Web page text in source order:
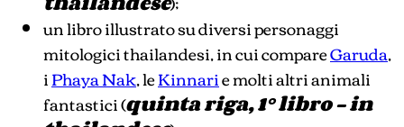
un libro illustrato su diversi personaggi
mitologici thailandesi, in cui compareGaruda,
iPhaya Nak, leKinnarie molti altri animali
fantastici (quinta riga, 1° libro – in